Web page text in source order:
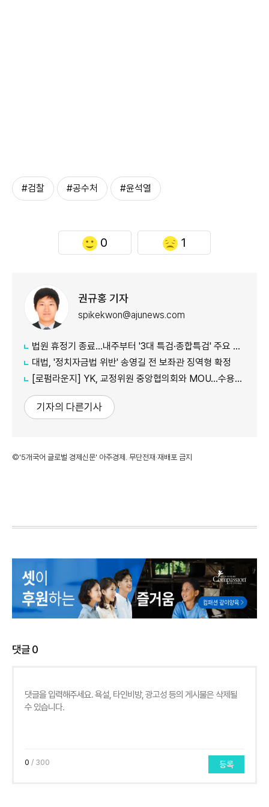
#검찰 #공수처 #윤석열
0 1
권규홍 기자
spikekwon@ajunews.com
법원 휴정기 종료...내주부터 '3대 특검·종합특검' 주요 재판 속도
대법, '정치자금법 위반' 송영길 전 보좌관 징역형 확정
[로펌라운지] YK, 교정위원 중앙협의회와 MOU…수용자 교화·법률지원 협력
기자의 다른기사
©'5개국어 글로벌 경제신문' 아주경제. 무단전재·재배포 금지
댓글0
0 / 300 등록